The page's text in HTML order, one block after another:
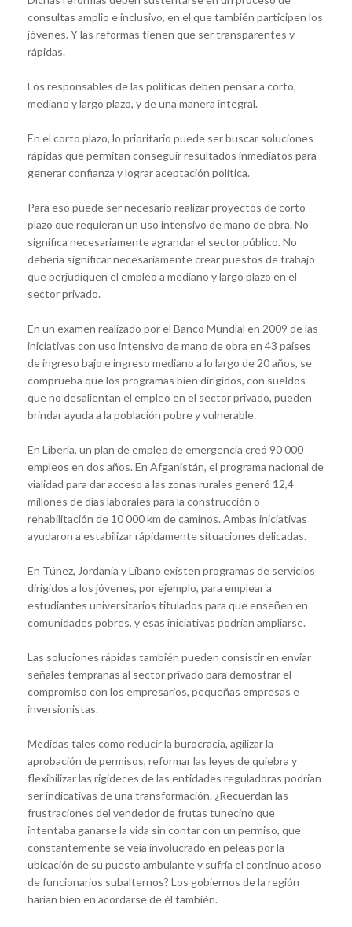
consultas amplio e inclusivo, en el que también participen los
jóvenes. Y las reformas tienen que ser transparentes y
rápidas.
Los responsables de las políticas deben pensar a corto,
mediano y largo plazo, y de una manera integral.
En el corto plazo, lo prioritario puede ser buscar soluciones
rápidas que permitan conseguir resultados inmediatos para
generar confianza y lograr aceptación política.
Para eso puede ser necesario realizar proyectos de corto
plazo que requieran un uso intensivo de mano de obra. No
significa necesariamente agrandar el sector público. No
debería significar necesariamente crear puestos de trabajo
que perjudiquen el empleo a mediano y largo plazo en el
sector privado.
En un examen realizado por el Banco Mundial en 2009 de las
iniciativas con uso intensivo de mano de obra en 43 países
de ingreso bajo e ingreso mediano a lo largo de 20 años, se
comprueba que los programas bien dirigidos, con sueldos
que no desalientan el empleo en el sector privado, pueden
brindar ayuda a la población pobre y vulnerable.
En Liberia, un plan de empleo de emergencia creó 90 000
empleos en dos años. En Afganistán, el programa nacional de
vialidad para dar acceso a las zonas rurales generó 12,4
millones de días laborales para la construcción o
rehabilitación de 10 000 km de caminos. Ambas iniciativas
ayudaron a estabilizar rápidamente situaciones delicadas.
En Túnez, Jordania y Líbano existen programas de servicios
dirigidos a los jóvenes, por ejemplo, para emplear a
estudiantes universitarios titulados para que enseñen en
comunidades pobres, y esas iniciativas podrían ampliarse.
Las soluciones rápidas también pueden consistir en enviar
señales tempranas al sector privado para demostrar el
compromiso con los empresarios, pequeñas empresas e
inversionistas.
Medidas tales como reducir la burocracia, agilizar la
aprobación de permisos, reformar las leyes de quiebra y
flexibilizar las rigideces de las entidades reguladoras podrían
ser indicativas de una transformación. ¿Recuerdan las
frustraciones del vendedor de frutas tunecino que
intentaba ganarse la vida sin contar con un permiso, que
constantemente se veía involucrado en peleas por la
ubicación de su puesto ambulante y sufría el continuo acoso
de funcionarios subalternos? Los gobiernos de la región
harían bien en acordarse de él también.